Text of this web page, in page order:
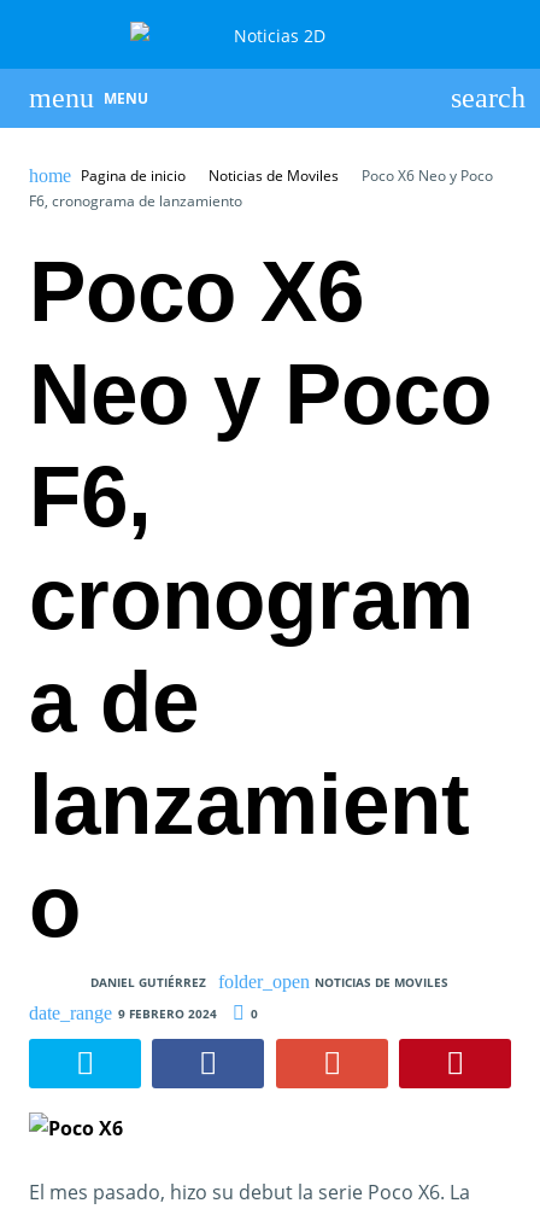
MENU
Pagina de inicio Noticias de Moviles
Poco X6 Neo y Poco
F6, cronograma de lanzamiento
Poco X6
Neo y Poco
F6,
cronogram
a de
lanzamient
o
DANIEL GUTIÉRREZ
NOTICIAS DE MOVILES
9 FEBRERO 2024
0
El mes pasado, hizo su debut la serie Poco X6. La